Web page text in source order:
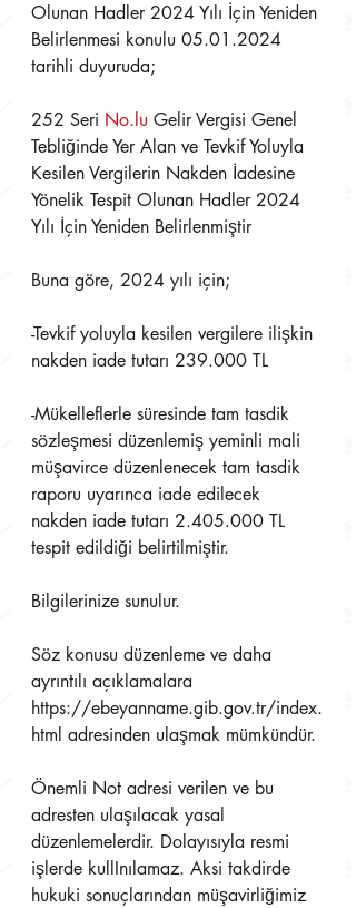
Olunan Hadler 2024 Yılı İçin Yeniden
Belirlenmesi konulu 05.01.2024
tarihli duyuruda;
252 Seri No.lu Gelir Vergisi Genel
Tebliğinde Yer Alan ve Tevkif Yoluyla
Kesilen Vergilerin Nakden İadesine
Yönelik Tespit Olunan Hadler 2024
Yılı İçin Yeniden Belirlenmiştir
Buna göre, 2024 yılı için;
-Tevkif yoluyla kesilen vergilere ilişkin
nakden iade tutarı 239.000 TL
-Mükelleflerle süresinde tam tasdik
sözleşmesi düzenlemiş yeminli mali
müşavirce düzenlenecek tam tasdik
raporu uyarınca iade edilecek
nakden iade tutarı 2.405.000 TL
tespit edildiği belirtilmiştir.
Bilgilerinize sunulur.
Söz konusu düzenleme ve daha
ayrıntılı açıklamalara
https://ebeyanname.gib.gov.tr/index.
html adresinden ulaşmak mümkündür.
Önemli Not adresi verilen ve bu
adresten ulaşılacak yasal
düzenlemelerdir. Dolayısıyla resmi
işlerde kullInılamaz. Aksi takdirde
hukuki sonuçlarından müşavirliğimiz